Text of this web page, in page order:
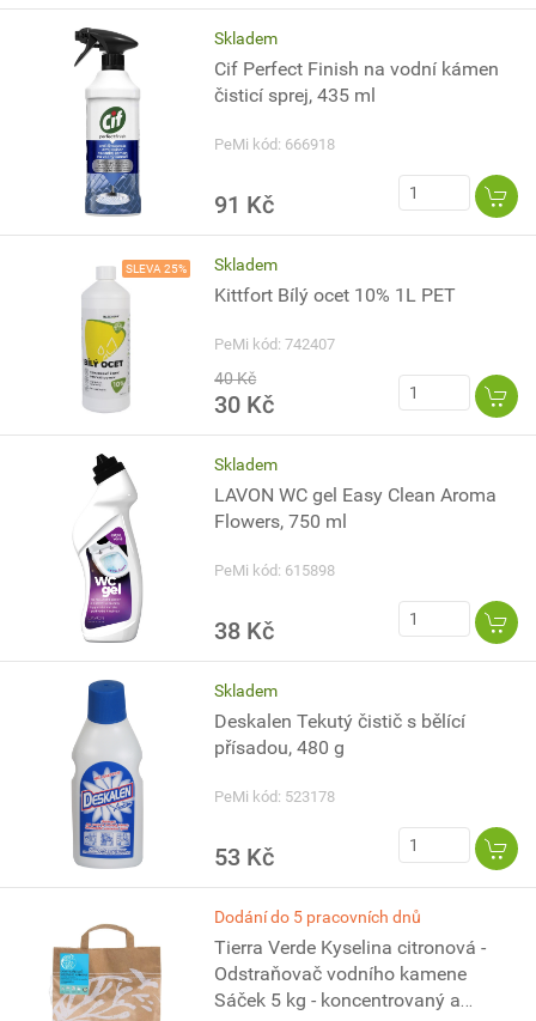
Skladem
Cif Perfect Finish na vodní kámen
čisticí sprej, 435 ml
PeMi kód: 666918
91 Kč
SLEVA 25% Skladem
Kittfort Bílý ocet 10% 1L PET
PeMi kód: 742407
40 Kč
30 Kč
Skladem
LAVON WC gel Easy Clean Aroma
Flowers, 750 ml
PeMi kód: 615898
38 Kč
Skladem
Deskalen Tekutý čistič s bělící
přísadou, 480 g
PeMi kód: 523178
53 Kč
Dodání do 5 pracovních dnů
Tierra Verde Kyselina citronová -
Odstraňovač vodního kamene
Sáček 5 kg - koncentrovaný a